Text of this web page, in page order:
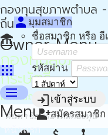
กองทุนสุขภาพตำบล
ถิ่น - กปท
Owner Menu
apps
person มุมสมาชิก
ชื่อสมาชิก หรือ อี
รหัสผ่าน
loginเข้าสู่ระบบ
person_addสมัครสมาชิก
menu
Menu
หน้าแรก
account_balance
กองทุนสุขภาพ
กระษัตรี
อำเภอถลาง จังหวัดภูเก็ต